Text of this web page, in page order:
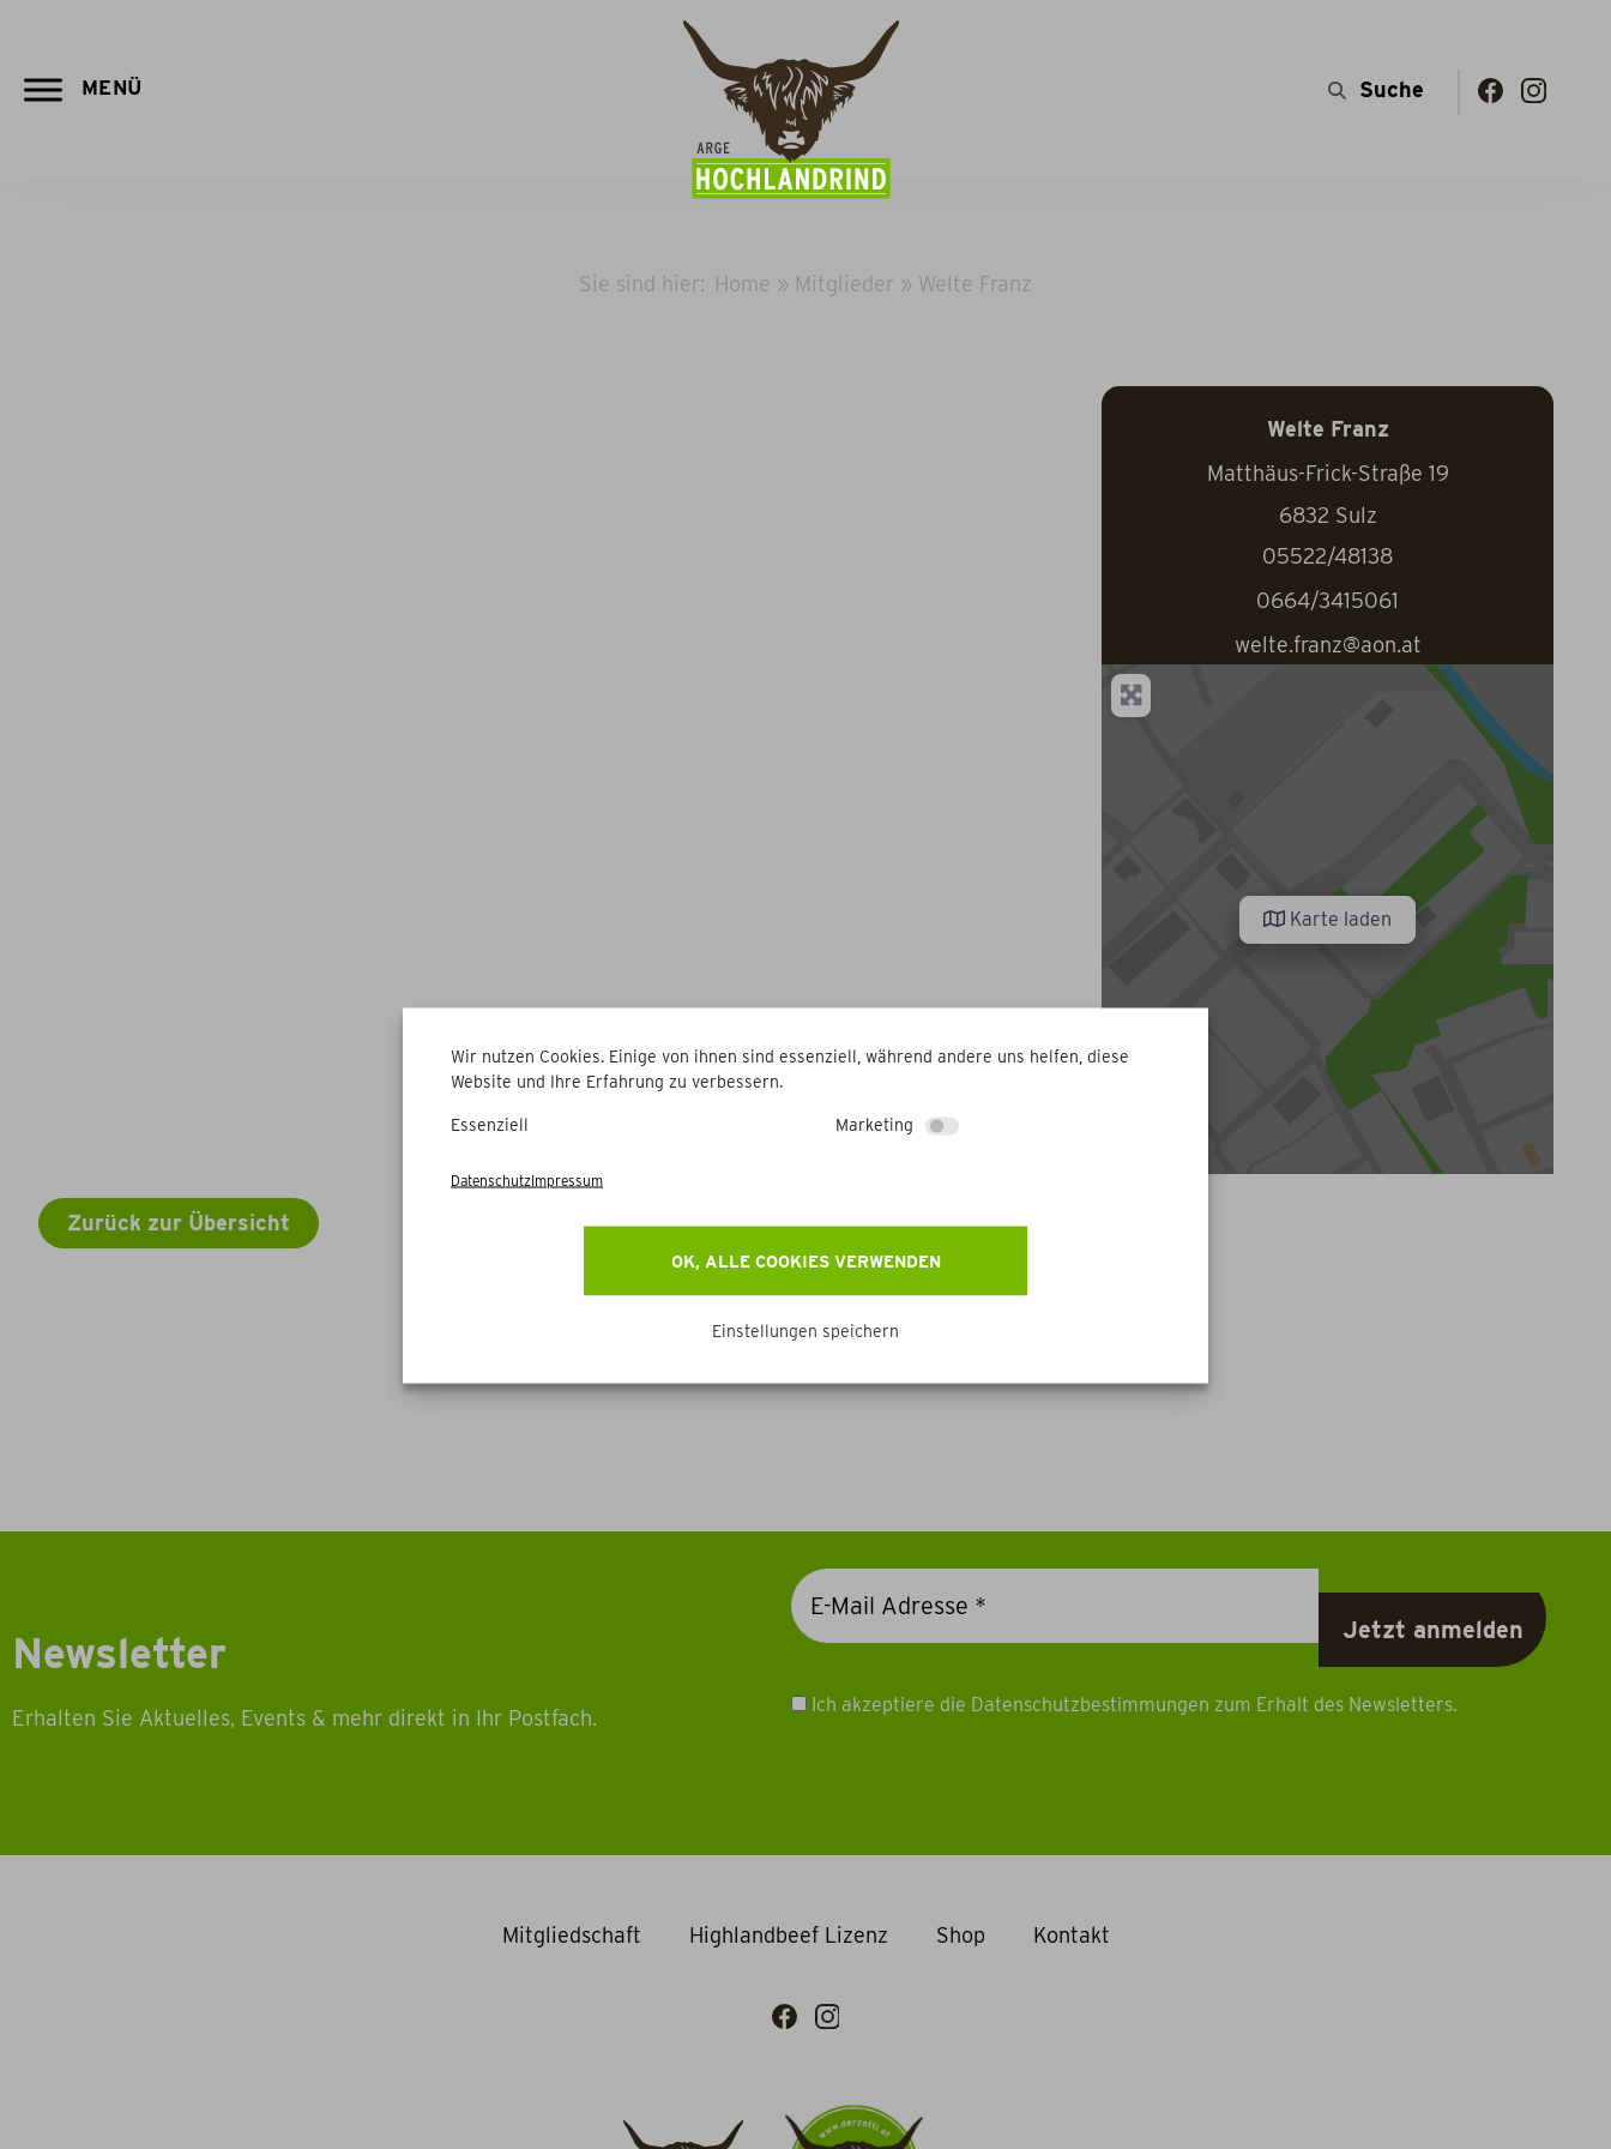
Wir nutzen Cookies. Einige von ihnen sind essenziell, während andere uns helfen, diese
Website und Ihre Erfahrung zu verbessern.
Essenziell Marketing
OK, ALLE COOKIES VERWENDEN
Einstellungen speichern
DatenschutzImpressum
Sie sind hier: Home » Mitglieder » Welte Franz
Welte Franz
Matthäus-Frick-Straße 19
6832 Sulz
05522/48138
0664/3415061
welte.franz@aon.at
Karte laden
Zurück zur Übersicht
Newsletter
Erhalten Sie Aktuelles, Events & mehr direkt in Ihr Postfach.
Ich akzeptiere die Datenschutzbestimmungen zum Erhalt des Newsletters.
Mitgliedschaft Highlandbeef Lizenz Shop Kontakt